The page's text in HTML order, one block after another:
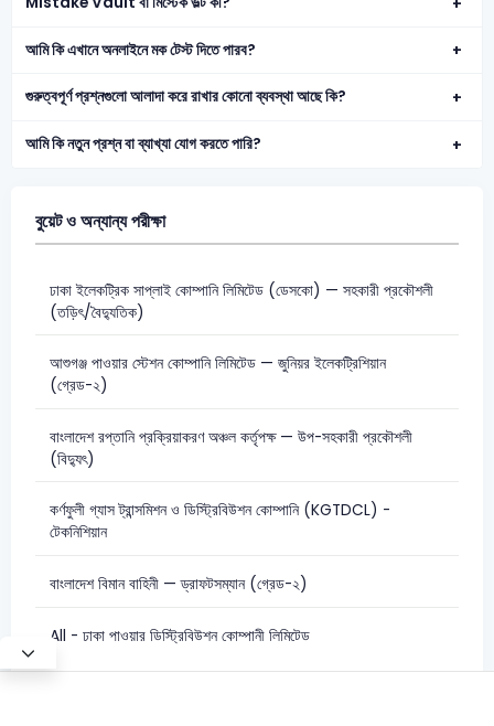
আমি কি এখানে অনলাইনে মক টেস্ট দিতে পারব?
গুরুত্বপূর্ণ প্রশ্নগুলো আলাদা করে রাখার কোনো ব্যবস্থা আছে কি?
আমি কি নতুন প্রশ্ন বা ব্যাখ্যা যোগ করতে পারি?
বুয়েট ও অন্যান্য পরীক্ষা
ঢাকা ইলেকট্রিক সাপ্লাই কোম্পানি লিমিটেড (ডেসকো) — সহকারী প্রকৌশলী
(তড়িৎ/বৈদ্যুতিক)
আশুগঞ্জ পাওয়ার স্টেশন কোম্পানি লিমিটেড — জুনিয়র ইলেকট্রিশিয়ান
(গ্রেড-২)
বাংলাদেশ রপ্তানি প্রক্রিয়াকরণ অঞ্চল কর্তৃপক্ষ — উপ-সহকারী প্রকৌশলী
(বিদ্যুৎ)
কর্ণফুলী গ্যাস ট্রান্সমিশন ও ডিস্ট্রিবিউশন কোম্পানি (KGTDCL) -
টেকনিশিয়ান
বাংলাদেশ বিমান বাহিনী — ড্রাফটসম্যান (গ্রেড-২)
All - ঢাকা পাওয়ার ডিস্ট্রিবিউশন কোম্পানী লিমিটেড